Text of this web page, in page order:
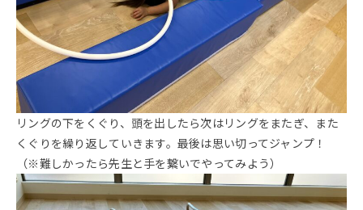
リングの下をくぐり、頭を出したら次はリングをまたぎ、また
くぐりを繰り返していきます。最後は思い切ってジャンプ！
（※難しかったら先生と手を繋いでやってみよう）